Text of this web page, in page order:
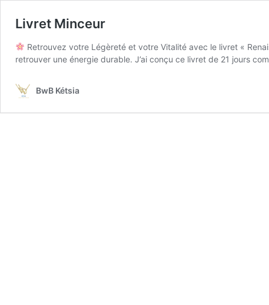
Livret Minceur
Retrouvez votre Légèreté et votre Vitalité avec le livret «
retrouver une énergie durable. J’ai conçu ce livret de 21 jours
BwB Kétsia